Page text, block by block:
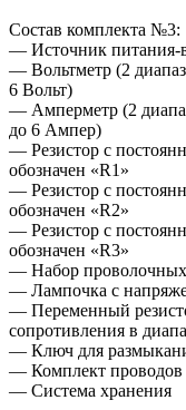
Состав комплекта №3:
— Источник питания-
— Вольтметр (2
6 Вольт)
— Амперметр (2
до 6 Ампер)
— Резистор с
обозначен «R1»
— Резистор с
обозначен «R2»
— Резистор с
обозначен «R3»
— Набор проволочных
— Лампочка с
— Переменный
сопротивления в
— Ключ для
— Комплект проводов
— Система хранения